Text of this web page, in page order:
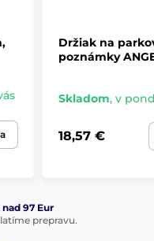
Držiak na
poznámky
Skladom, v
18,57 €
97 Eur
prepravu.